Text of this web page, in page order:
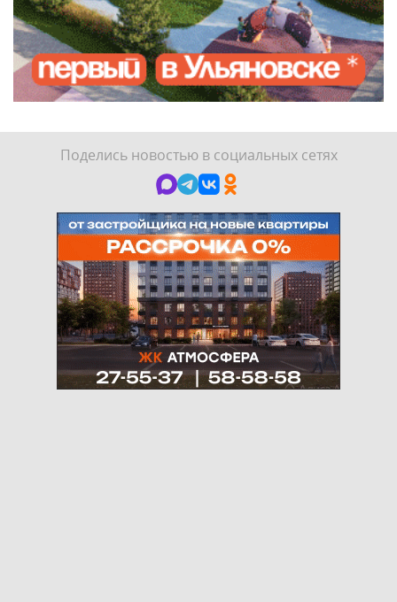
Поделись новостью в социальных сетях